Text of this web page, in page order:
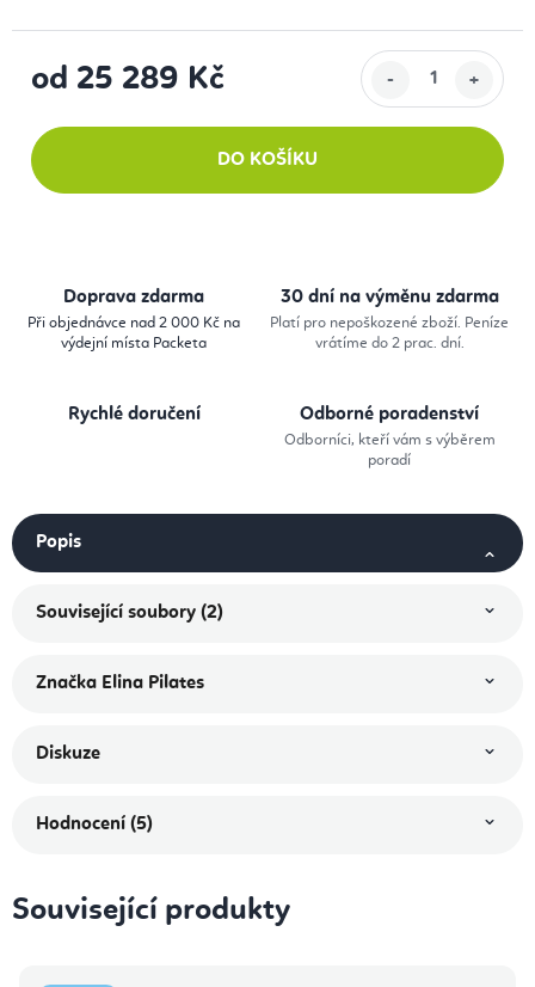
od 25 289 Kč
DO KOŠÍKU
Doprava zdarma
Při objednávce nad 2 000 Kč na
výdejní místa Packeta
30 dní na výměnu zdarma
Platí pro nepoškozené zboží. Peníze
vrátíme do 2 prac. dní.
Rychlé doručení Odborné poradenství
Odborníci, kteří vám s výběrem
poradí
Popis
Související soubory (2)
Značka Elina Pilates
Diskuze
Hodnocení (5)
Související produkty